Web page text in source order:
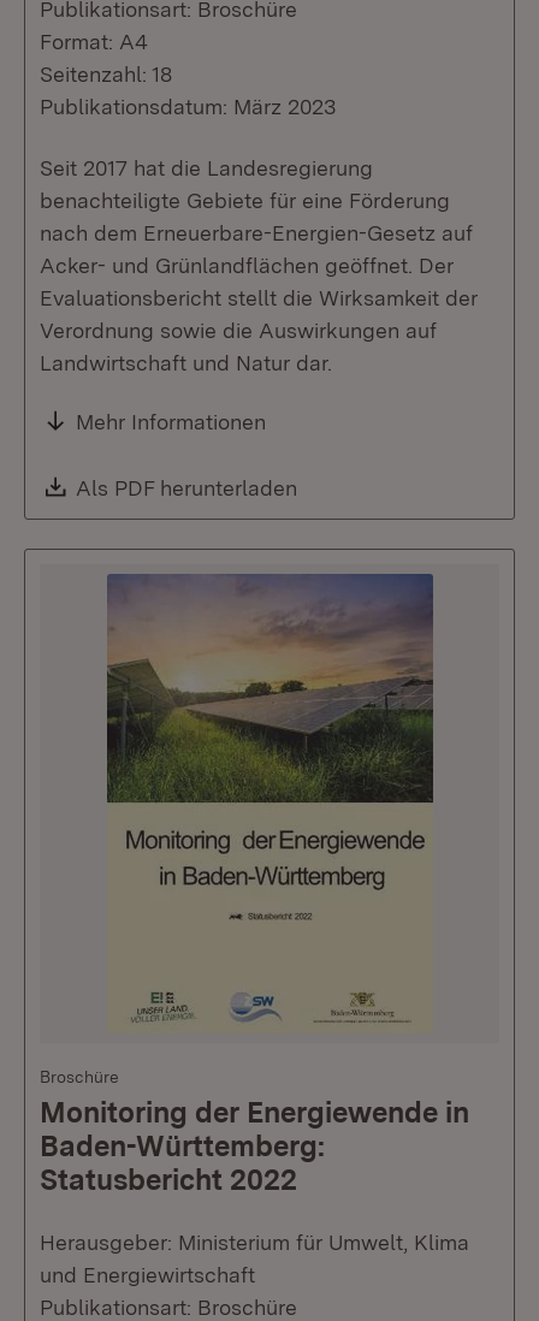
Publikationsart: Broschüre
Format: A4
Seitenzahl: 18
Publikationsdatum: März 2023
Seit 2017 hat die Landesregierung
benachteiligte Gebiete für eine Förderung
nach dem Erneuerbare-Energien-Gesetz auf
Acker- und Grünlandflächen geöffnet. Der
Evaluationsbericht stellt die Wirksamkeit der
Verordnung sowie die Auswirkungen auf
Landwirtschaft und Natur dar.
Mehr Informationen
Download:
Als PDF herunterladen
Broschüre
Monitoring der Energiewende in
Baden-Württemberg:
Statusbericht 2022
Herausgeber: Ministerium für Umwelt, Klima
und Energiewirtschaft
Publikationsart: Broschüre